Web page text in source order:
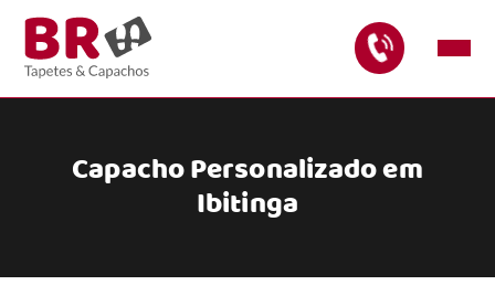
Capacho Personalizado em
Ibitinga